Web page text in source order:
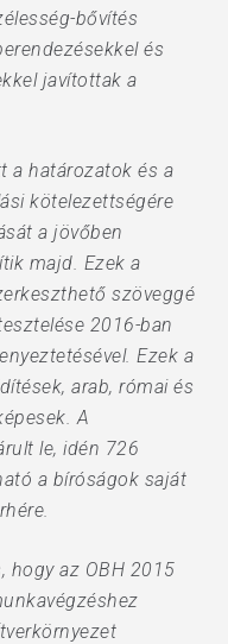
bővítés
és
javítottak a
a határozatok és a
kötelezettségére
a jövőben
majd. Ezek a
szöveggé
2016-ban
Ezek a
arab, római és
A
le, idén 726
a bíróságok saját
hogy az OBH 2015